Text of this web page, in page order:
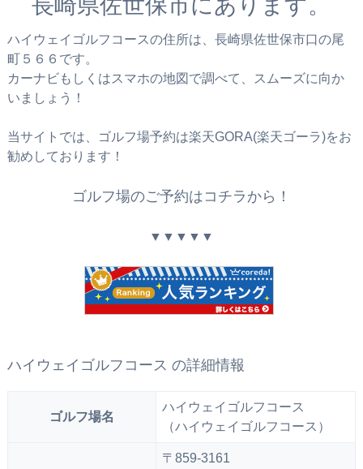
長崎県佐世保市にあります。
ハイウェイゴルフコースの住所は、長崎県佐世保市口の尾
町５６６です。
カーナビもしくはスマホの地図で調べて、スムーズに向か
いましょう！
当サイトでは、ゴルフ場予約は楽天GORA(楽天ゴーラ)をお
勧めしております！
ゴルフ場のご予約はコチラから！
▼▼▼▼▼
ハイウェイゴルフコース の詳細情報
ゴルフ場名
ハイウェイゴルフコース
（ハイウェイゴルフコース）
〒859-3161